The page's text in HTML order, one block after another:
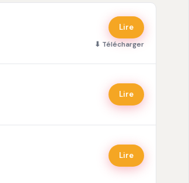
Lire
⬇ Télécharger
Lire
Lire